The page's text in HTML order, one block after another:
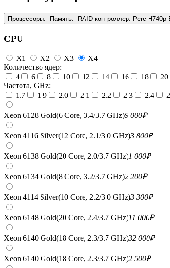
Процессоры: Память: RAID контроллер: Perc H740p
CPU
X1 X2 X3
X4
Количество ядер:
4
6 8 10 12 14 16 18 20
Частота, GHz:
1.7
1.9 2.0 2.1 2.2 2.3 2.4
Xeon 6128 Gold(6 Core, 3.4/3.7 GHz)9 000₽
Xeon 4116 Silver(12 Core, 2.1/3.0 GHz)3 800₽
Xeon 6138 Gold(20 Core, 2.0/3.7 GHz)1 000₽
Xeon 6134 Gold(8 Core, 3.2/3.7 GHz)2 200₽
Xeon 4114 Silver(10 Core, 2.2/3.0 GHz)3 300₽
Xeon 6148 Gold(20 Core, 2.4/3.7 GHz)11 000₽
Xeon 6140 Gold(18 Core, 2.3/3.7 GHz)32 000₽
Xeon 6140 Gold(18 Core, 2.3/3.7 GHz)2 500₽